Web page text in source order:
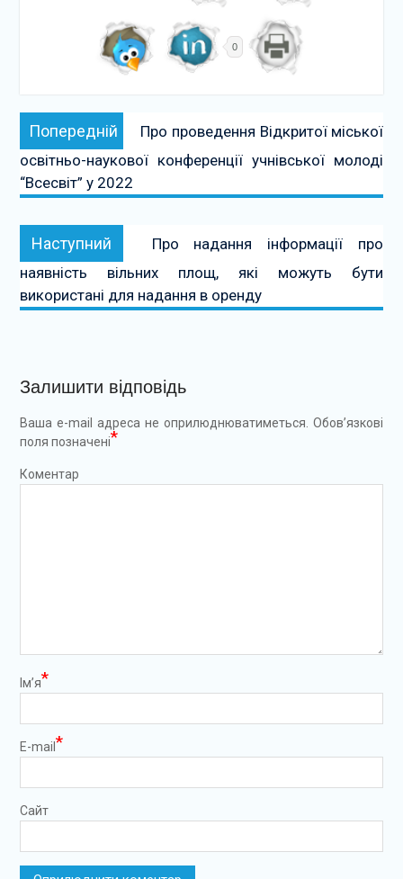
0
Навігація
записів
Попередній Попередній:
Про проведення Відкритої міської
освітньо-наукової конференції учнівської молоді
“Всесвіт” у 2022
Наступний Наступний:
Про надання інформації про
наявність вільних площ, які можуть бути
використані для надання в оренду
Залишити відповідь
Ваша e-mail адреса не оприлюднюватиметься. Обов’язкові
поля позначені*
Коментар
Ім’я*
E-mail *
Сайт